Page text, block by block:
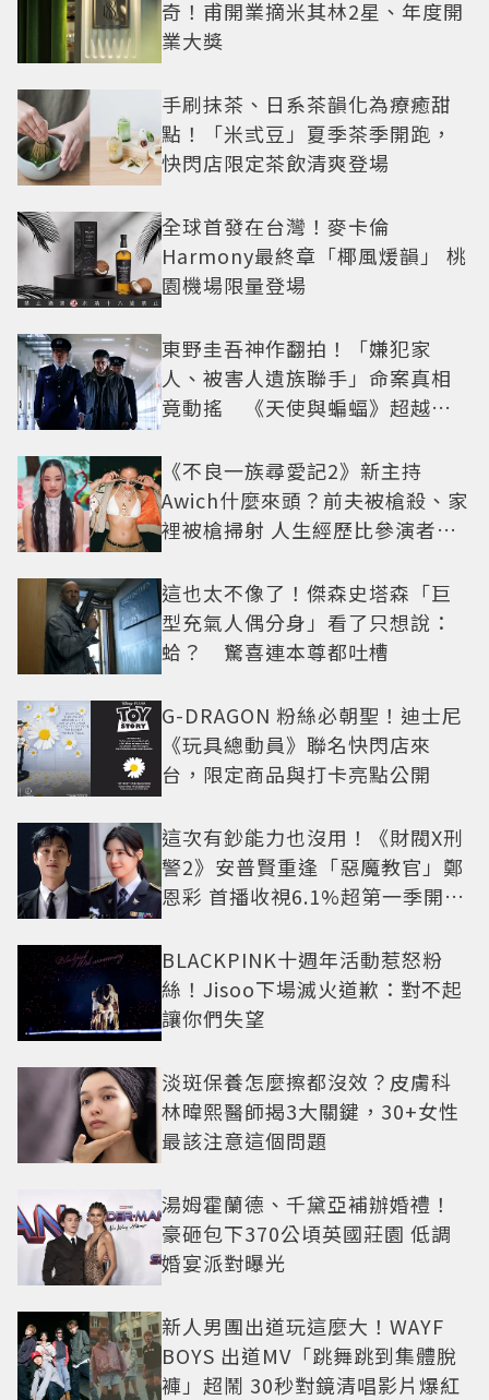
奇！甫開業摘米其林2星、年度開
業大獎
手刷抹茶、日系茶韻化為療癒甜
點！「米弎豆」夏季茶季開跑，
快閃店限定茶飲清爽登場
全球首發在台灣！麥卡倫
Harmony最終章「椰風煖韻」 桃
園機場限量登場
東野圭吾神作翻拍！「嫌犯家
人、被害人遺族聯手」命案真相
竟動搖 《天使與蝙蝠》超越懸
《不良一族尋愛記2》新主持
Awich什麼來頭？前夫被槍殺、家
裡被槍掃射 人生經歷比參演者還
這也太不像了！傑森史塔森「巨
型充氣人偶分身」看了只想說：
蛤？ 驚喜連本尊都吐槽
G-DRAGON 粉絲必朝聖！迪士尼
《玩具總動員》聯名快閃店來
台，限定商品與打卡亮點公開
這次有鈔能力也沒用！《財閥X刑
警2》安普賢重逢「惡魔教官」鄭
恩彩 首播收視6.1%超第一季開紅
BLACKPINK十週年活動惹怒粉
絲！Jisoo下場滅火道歉：對不起
讓你們失望
淡斑保養怎麼擦都沒效？皮膚科
林暐熙醫師揭3大關鍵，30+女性
最該注意這個問題
湯姆霍蘭德、千黛亞補辦婚禮！
豪砸包下370公頃英國莊園 低調
婚宴派對曝光
新人男團出道玩這麼大！WAYF
BOYS 出道MV「跳舞跳到集體脫
褲」超鬧 30秒對鏡清唱影片爆紅